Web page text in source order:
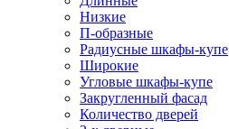
Низкие
П-образные
Радиусные шкафы-купе
Широкие
Угловые шкафы-купе
Закругленный фасад
Количество дверей